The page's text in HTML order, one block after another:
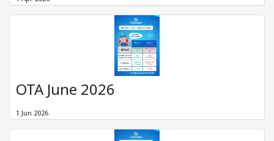
OTA June 2026
1 Jun 2026